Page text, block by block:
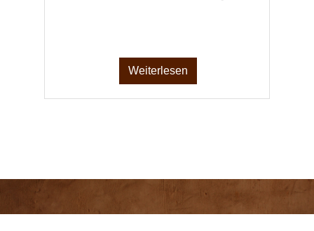
Weiterlesen